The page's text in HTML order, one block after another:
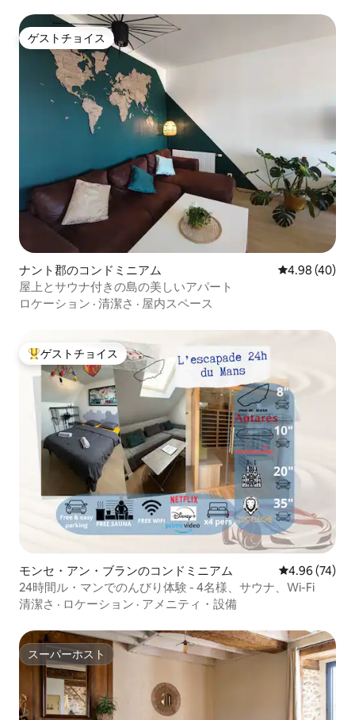
ゲストチョイス
ゲストチョイス
ナント郡のコンドミニアム レビュー40
4.98 (40)
屋上とサウナ付きの島の美しいアパート
ロケーション · 清潔さ · 屋内スペース
大好評のゲストチョイスです。
ゲストチョイス
モンセ・アン・ブランのコンドミニアム レビュー74
4.96 (74)
24時間ル・マンでのんびり体験 - 4名様、サウナ、Wi-Fi
清潔さ · ロケーション · アメニティ・設備
スーパーホスト
スーパーホスト